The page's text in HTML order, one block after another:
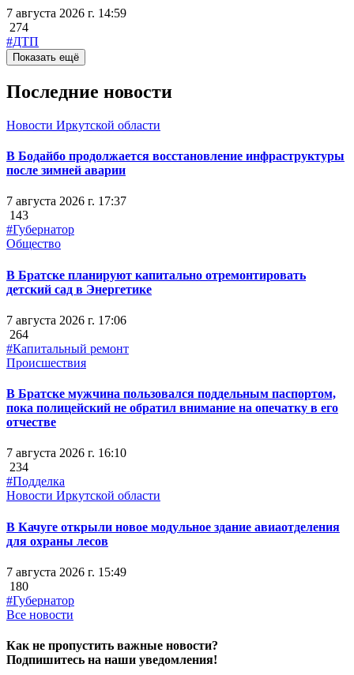
7 августа 2026 г. 14:59
274
#ДТП
Показать ещё
Последние новости
Новости Иркутской области
В Бодайбо продолжается восстановление инфраструктуры
после зимней аварии
7 августа 2026 г. 17:37
143
#Губернатор
Общество
В Братске планируют капитально отремонтировать
детский сад в Энергетике
7 августа 2026 г. 17:06
264
#Капитальный ремонт
Происшествия
В Братске мужчина пользовался поддельным паспортом,
пока полицейский не обратил внимание на опечатку в его
отчестве
7 августа 2026 г. 16:10
234
#Подделка
Новости Иркутской области
В Качуге открыли новое модульное здание авиаотделения
для охраны лесов
7 августа 2026 г. 15:49
180
#Губернатор
Все новости
Как не пропустить важные новости?
Подпишитесь на наши уведомления!